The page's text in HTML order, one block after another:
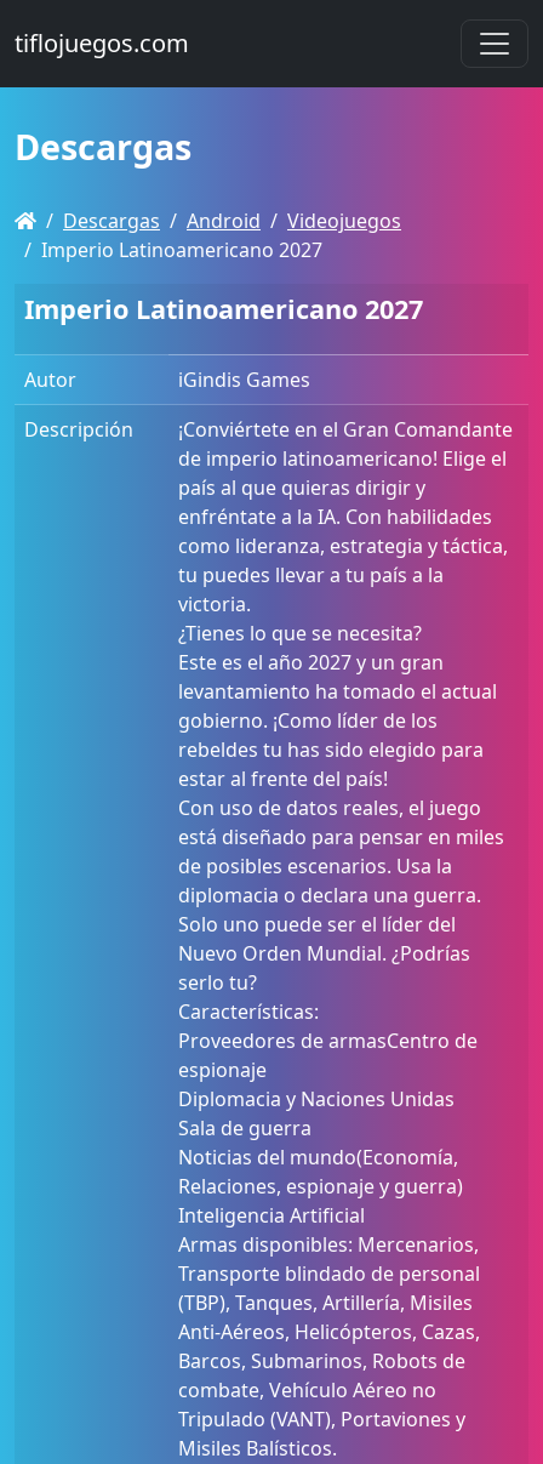
tiflojuegos.com
Descargas
Descargas Android
Videojuegos
Imperio Latinoamericano 2027
Imperio Latinoamericano 2027
Autor
iGindis Games
Descripción
¡Conviértete en el Gran Comandante
de imperio latinoamericano! Elige el
país al que quieras dirigir y
enfréntate a la IA. Con habilidades
como lideranza, estrategia y táctica,
tu puedes llevar a tu país a la
victoria.
¿Tienes lo que se necesita?
Este es el año 2027 y un gran
levantamiento ha tomado el actual
gobierno. ¡Como líder de los
rebeldes tu has sido elegido para
estar al frente del país!
Con uso de datos reales, el juego
está diseñado para pensar en miles
de posibles escenarios. Usa la
diplomacia o declara una guerra.
Solo uno puede ser el líder del
Nuevo Orden Mundial. ¿Podrías
serlo tu?
Características:
Proveedores de armasCentro de
espionaje
Diplomacia y Naciones Unidas
Sala de guerra
Noticias del mundo(Economía,
Relaciones, espionaje y guerra)
Inteligencia Artificial
Armas disponibles: Mercenarios,
Transporte blindado de personal
(TBP), Tanques, Artillería, Misiles
Anti-Aéreos, Helicópteros, Cazas,
Barcos, Submarinos, Robots de
combate, Vehículo Aéreo no
Tripulado (VANT), Portaviones y
Misiles Balísticos.